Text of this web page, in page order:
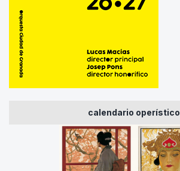
calendario operístico